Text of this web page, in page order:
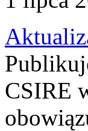
CSIRE